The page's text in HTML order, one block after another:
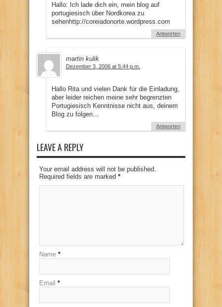
Hallo: Ich lade dich ein, mein blog auf
portugiesisch über Nordkorea zu
sehenhttp://coreiadonorte.wordpress.com
Antworten
martin kulik
Dezember 3, 2006 at 5:44 p.m.
Hallo Rita und vielen Dank für die Einladung,
aber leider reichen meine sehr begrenzten
Portugiesisch Kenntnisse nicht aus, deinem
Blog zu folgen…
Antworten
LEAVE A REPLY
Your email address will not be published.
Required fields are marked *
Name *
Email *